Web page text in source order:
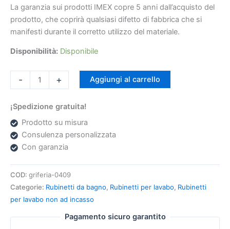
La garanzia sui prodotti IMEX copre 5 anni dall’acquisto del
prodotto, che coprirà qualsiasi difetto di fabbrica che si
manifesti durante il corretto utilizzo del materiale.
Disponibilità: Disponibile
- + Aggiungi al carrello
¡Spedizione gratuita!
Prodotto su misura
Consulenza personalizzata
Con garanzia
COD: griferia-0409
Categorie: Rubinetti da bagno, Rubinetti per lavabo, Rubinetti
per lavabo non ad incasso
Pagamento sicuro garantito